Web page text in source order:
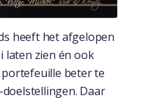
heeft het afgelopen
laten zien én ook
beter te
doelstellingen. Daar